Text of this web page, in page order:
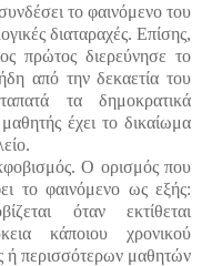
το φαινόμενο του
διαταραχές. Επίσης,
πρώτος διερεύνησε το
από την δεκαετία του
τα δημοκρατικά
έχει το δικαίωμα
Ο ορισμός που
το φαινόμενο ως εξής:
όταν εκτίθεται
κάποιου χρονικού
ή περισσότερων μαθητών